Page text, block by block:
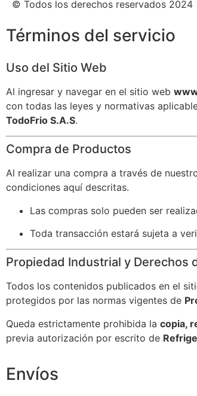
© Todos los derechos reservados 2024
Términos del servicio
Uso del Sitio Web
Al ingresar y navegar en el sitio web
con todas las leyes y normativas
TodoFrio S.A.S.
Compra de Productos
Al realizar una compra a través de
condiciones aquí descritas.
Las compras solo pueden ser
Toda transacción estará sujeta a
Propiedad Industrial y Derechos
Todos los contenidos publicados en el
protegidos por las normas vigentes de
Queda estrictamente prohibida la copia,
previa autorización por escrito de
Envíos